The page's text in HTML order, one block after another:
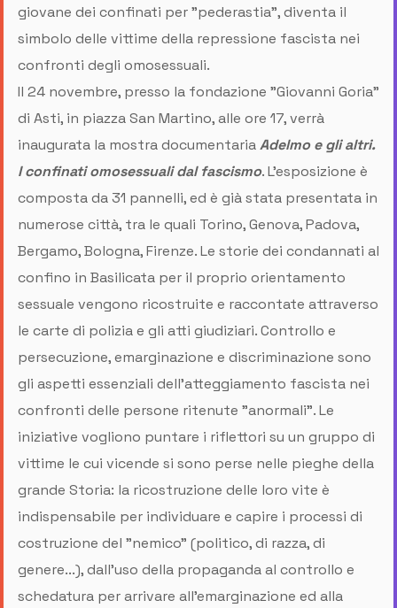
giovane dei confinati per "pederastia", diventa il
simbolo delle vittime della repressione fascista nei
confronti degli omosessuali.
Il 24 novembre, presso la fondazione "Giovanni Goria"
di Asti, in piazza San Martino, alle ore 17, verrà
inaugurata la mostra documentariaAdelmo e gli altri.
I confinati omosessuali dal fascismo. L'esposizione è
composta da 31 pannelli, ed è già stata presentata in
numerose città, tra le quali Torino, Genova, Padova,
Bergamo, Bologna, Firenze. Le storie dei condannati al
confino in Basilicata per il proprio orientamento
sessuale vengono ricostruite e raccontate attraverso
le carte di polizia e gli atti giudiziari. Controllo e
persecuzione, emarginazione e discriminazione sono
gli aspetti essenziali dell'atteggiamento fascista nei
confronti delle persone ritenute "anormali”. Le
iniziative vogliono puntare i riflettori su un gruppo di
vittime le cui vicende si sono perse nelle pieghe della
grande Storia: la ricostruzione delle loro vite è
indispensabile per individuare e capire i processi di
costruzione del "nemico" (politico, di razza, di
genere...), dall'uso della propaganda al controllo e
schedatura per arrivare all'emarginazione ed alla